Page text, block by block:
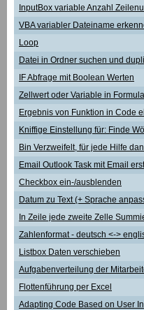
InputBox variable Anzahl
VBA variabler Dateiname
Loop
Datei in Ordner suchen und
IF Abfrage mit Boolean Werten
Zellwert oder Variable in
Ergebnis von Funktion in Code
Kniffige Einstellung für: Finde
Bin Verzweifelt, für jede Hilfe
Email Outlook Task mit Email
Checkbox ein-/ausblenden
Datum zu Text (+ Sprache
In Zeile jede zweite Zelle
Zahlenformat - deutsch <->
Listbox Daten verschieben
Aufgabenverteilung der
Flottenführung per Excel
Adapting Code Based on User